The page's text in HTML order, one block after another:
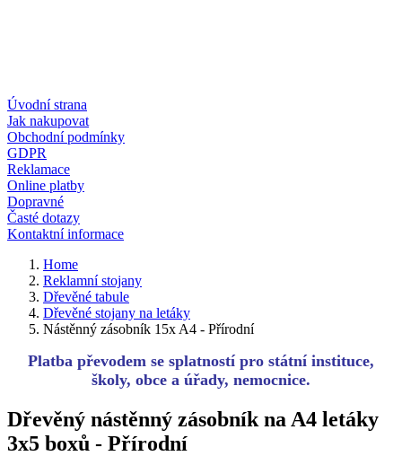
Úvodní strana
Jak nakupovat
Obchodní podmínky
GDPR
Reklamace
Online platby
Dopravné
Časté dotazy
Kontaktní informace
Home
Reklamní stojany
Dřevěné tabule
Dřevěné stojany na letáky
Nástěnný zásobník 15x A4 - Přírodní
Platba převodem se splatností pro státní instituce,
školy, obce a úřady, nemocnice.
Dřevěný nástěnný zásobník na A4 letáky
3x5 boxů - Přírodní